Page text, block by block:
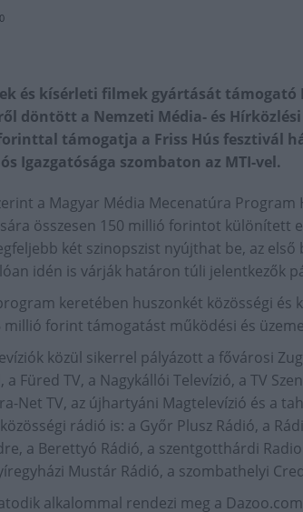
és kísérleti filmek gyártását támogató
döntött a Nemzeti Média- és
támogatja a Friss Hús fesztivál
Igazgatósága szombaton az MTI-vel.
a Magyar Média Mecenatúra
összesen 150 millió forintot különített
két szinopszist nyújthat be, az
idén is várják határon túli jelentkezők
keretében huszonkét közösségi és
millió forint támogatást működési és
közül sikerrel pályázott a fővárosi
, a Füred TV, a Nagykállói Televízió, a TV
Net TV, az újhartyáni Magtelevízió és a
rádió is: a Győr Plusz Rádió, a
a Berettyó Rádió, a szentgotthárdi
Mustár Rádió, a szombathelyi
alkalommal rendezi meg a